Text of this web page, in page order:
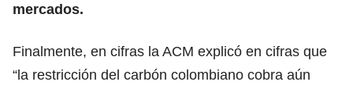
mercados.
Finalmente, en cifras la ACM explicó en cifras que
“la restricción del carbón colombiano cobra aún